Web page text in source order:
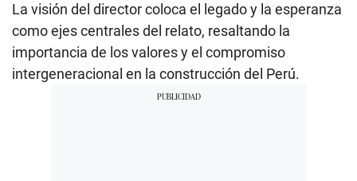
La visión del director coloca el legado y la esperanza
como ejes centrales del relato, resaltando la
importancia de los valores y el compromiso
intergeneracional en la construcción del Perú.